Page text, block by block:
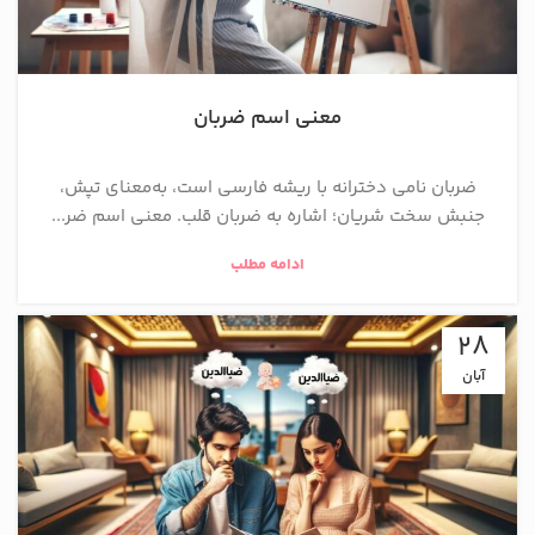
معنی اسم ضربان
ضربان نامی دخترانه با ریشه فارسی است، به‌معنای تپش،
جنبش سخت شریان؛ اشاره به ضربان قلب. معنی اسم ضر...
ادامه مطلب
28
آبان